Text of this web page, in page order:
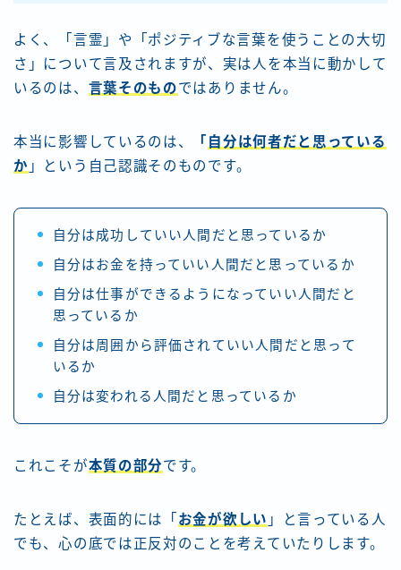
よく、「言霊」や「ポジティブな言葉を使うことの大切
さ」について言及されますが、実は人を本当に動かして
いるのは、 言葉そのものではありません。
本当に影響しているのは、 「 自分は何者だと思っている
か 」という自己認識そのものです。
自分は成功していい人間だと思っているか
自分はお金を持っていい人間だと思っているか
自分は仕事ができるようになっていい人間だと
思っているか
自分は周囲から評価されていい人間だと思って
いるか
自分は変われる人間だと思っているか
これこそが本質の部分です。
たとえば、表面的には「 お金が欲しい 」と言っている人
でも、心の底では正反対のことを考えていたりします。